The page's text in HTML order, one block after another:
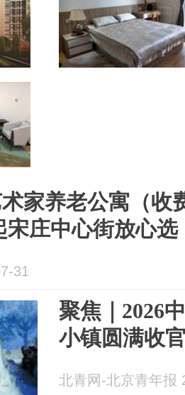
家养老公寓（收
宋庄中心街放心选
31
聚焦｜2026
小镇圆满收
北青网-北京青年报